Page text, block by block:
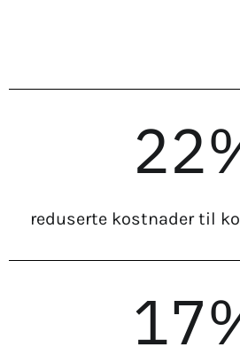
reduserte kostnader til